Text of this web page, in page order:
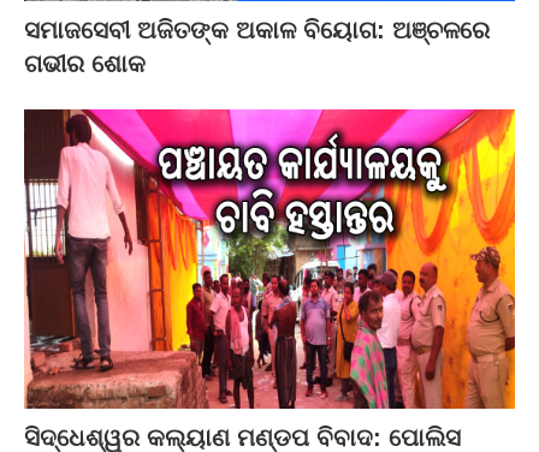
ସମାଜସେବୀ ଅଜିତଙ୍କ ଅକାଳ ବିୟୋଗ: ଅଞ୍ଚଳରେ
ଗଭୀର ଶୋକ
ସିଦ୍ଧେଶ୍ୱର କଲ୍ୟାଣ ମଣ୍ଡପ ବିବାଦ: ପୋଲିସ